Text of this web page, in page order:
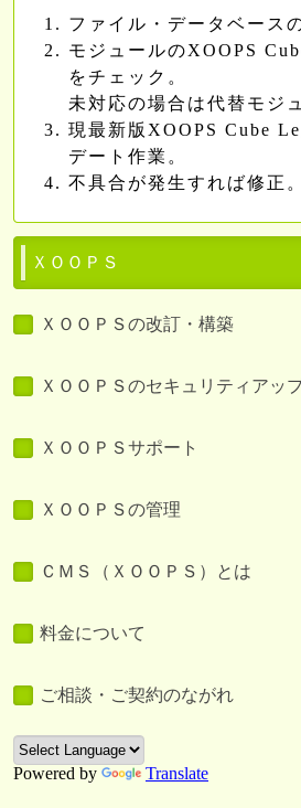
ファイル・データベース
モジュールのXOOPS
をチェック。
未対応の場合は代替モジ
現最新版XOOPS Cube
デート作業。
不具合が発生すれば修正。
ＸＯＯＰＳ
ＸＯＯＰＳの改訂・構築
ＸＯＯＰＳのセキュリティアッ
ＸＯＯＰＳサポート
ＸＯＯＰＳの管理
ＣＭＳ（ＸＯＯＰＳ）とは
料金について
ご相談・ご契約のながれ
Powered by Translate